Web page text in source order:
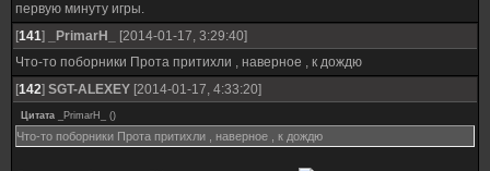
первую минуту игры.
[141] _PrimarH_
[2014-01-17, 3:29:40]
Что-то поборники Прота притихли , наверное , к дождю
[142] SGT-ALEXEY [2014-01-17, 4:33:20]
Цитата _PrimarH_ ()
Что-то поборники Прота притихли , наверное , к дождю